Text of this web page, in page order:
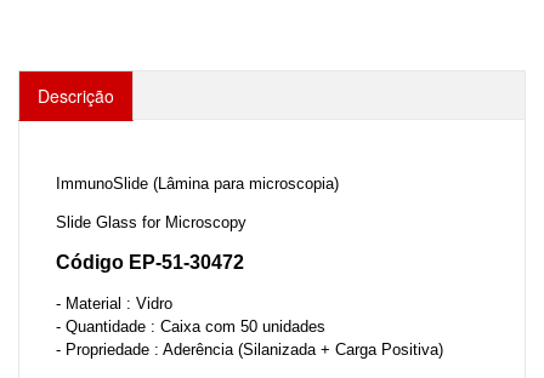
Descrição
ImmunoSlide (Lâmina para microscopia)
Slide Glass for Microscopy
Código EP-51-30472
- Material : Vidro
- Quantidade : Caixa com 50 unidades
- Propriedade : Aderência (Silanizada + Carga Positiva)